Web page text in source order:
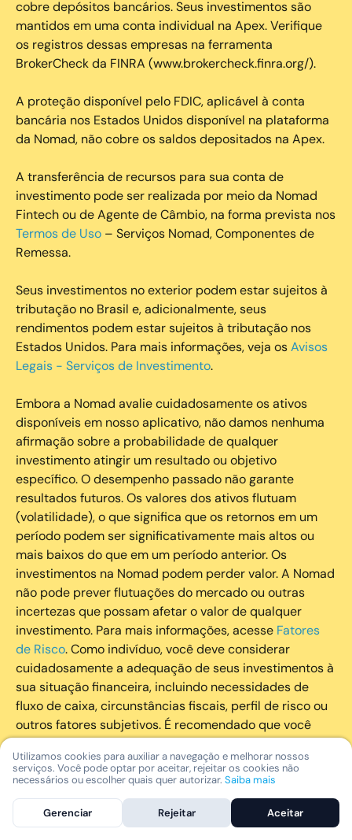
cobre depósitos bancários. Seus investimentos são
mantidos em uma conta individual na Apex. Verifique
os registros dessas empresas na ferramenta
BrokerCheck da FINRA (www.brokercheck.finra.org/).
A proteção disponível pelo FDIC, aplicável à conta
bancária nos Estados Unidos disponível na plataforma
da Nomad, não cobre os saldos depositados na Apex.
A transferência de recursos para sua conta de
investimento pode ser realizada por meio da Nomad
Fintech ou de Agente de Câmbio, na forma prevista nos
Termos de Uso – Serviços Nomad, Componentes de
Remessa.
Seus investimentos no exterior podem estar sujeitos à
tributação no Brasil e, adicionalmente, seus
rendimentos podem estar sujeitos à tributação nos
Estados Unidos. Para mais informações, veja osAvisos
Legais - Serviços de Investimento.
Embora a Nomad avalie cuidadosamente os ativos
disponíveis em nosso aplicativo, não damos nenhuma
afirmação sobre a probabilidade de qualquer
investimento atingir um resultado ou objetivo
específico. O desempenho passado não garante
resultados futuros. Os valores dos ativos flutuam
(volatilidade), o que significa que os retornos em um
período podem ser significativamente mais altos ou
mais baixos do que em um período anterior. Os
investimentos na Nomad podem perder valor. A Nomad
não pode prever flutuações do mercado ou outras
incertezas que possam afetar o valor de qualquer
investimento. Para mais informações, acesse Fatores
de Risco. Como indivíduo, você deve considerar
cuidadosamente a adequação de seus investimentos à
sua situação financeira, incluindo necessidades de
fluxo de caixa, circunstâncias fiscais, perfil de risco ou
outros fatores subjetivos. É recomendado que você
utilize todos os recursos disponíveis para se informar
sobre investimentos de maneira geral e sobre a
composição geral de seu portfólio. Questões fiscais ou
legais relativas aos investimentos realizados através da
Nomad devem ser obtidas pelos próprios clientes. A
Utilizamos cookies para auxiliar a navegação e melhorar nossos
serviços. Você pode optar por aceitar, rejeitar os cookies não
necessários ou escolher quais quer autorizar. Saiba mais
Gerenciar Rejeitar Aceitar